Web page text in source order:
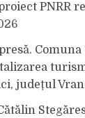
PNRR
județul